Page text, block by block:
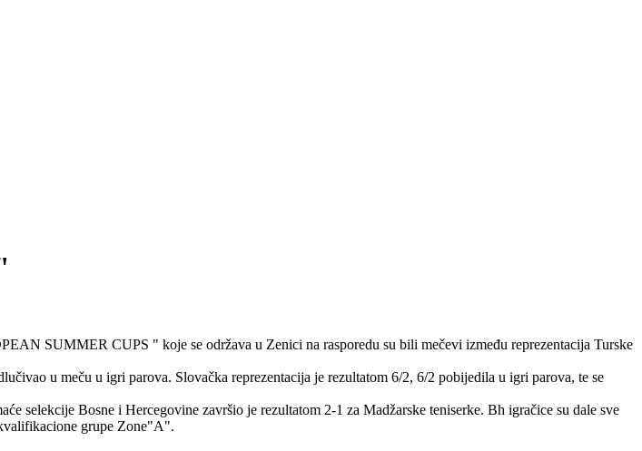
SUMMER CUPS " koje se održava u Zenici na rasporedu su bili mečevi između reprezentacija Turske
u meču u igri parova. Slovačka reprezentacija je rezultatom 6/2, 6/2 pobijedila u igri parova, te se
selekcije Bosne i Hercegovine završio je rezultatom 2-1 za Madžarske teniserke. Bh igračice su dale sve
grupe Zone"A".